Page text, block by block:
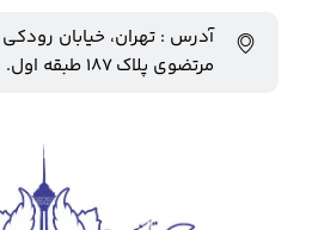
آدرس : تهران، خیابان رودکی
مرتضوی پلاک ۱۸۷ طبقه اول.